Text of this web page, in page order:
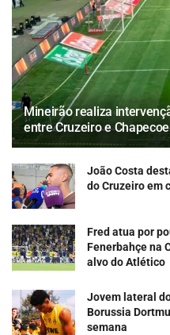
Mineirão realiza
entre Cruzeiro e
João Costa
do Cruzeiro em
Fred atua por
Fenerbahçe na
alvo do Atlético
Jovem lateral
Borussia
semana